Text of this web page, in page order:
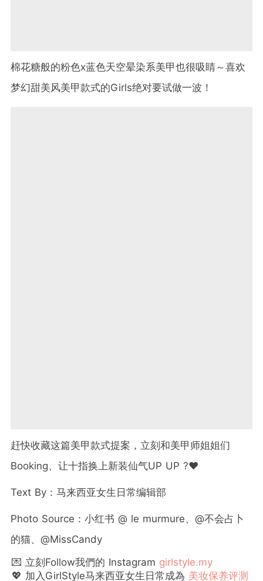
棉花糖般的粉色x蓝色天空晕染系美甲也很吸睛～喜欢
梦幻甜美风美甲款式的Girls绝对要试做一波！
赶快收藏这篇美甲款式提案，立刻和美甲师姐姐们
Booking、让十指换上新装仙气UP UP ?❤️
Text By：马来西亚女生日常编辑部
Photo Source：小红书 @ le murmure、@不会占卜
的猫、@MissCandy
💌 立刻Follow我們的 Instagram girlstyle.my
💖 加入GirlStyle马来西亚女生日常成為 美妆保养评测